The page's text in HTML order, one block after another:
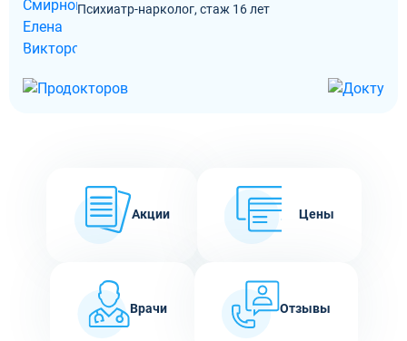
Психиатр-нарколог, стаж 16 лет
Акции Цены
Врачи Отзывы